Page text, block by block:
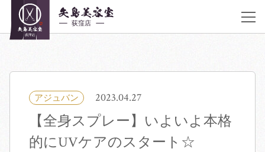
03-6383-5252
着付け・ヘアメイク
アジュバン 2023.04.27
【全身スプレー】いよいよ本格
的にUVケアのスタート☆